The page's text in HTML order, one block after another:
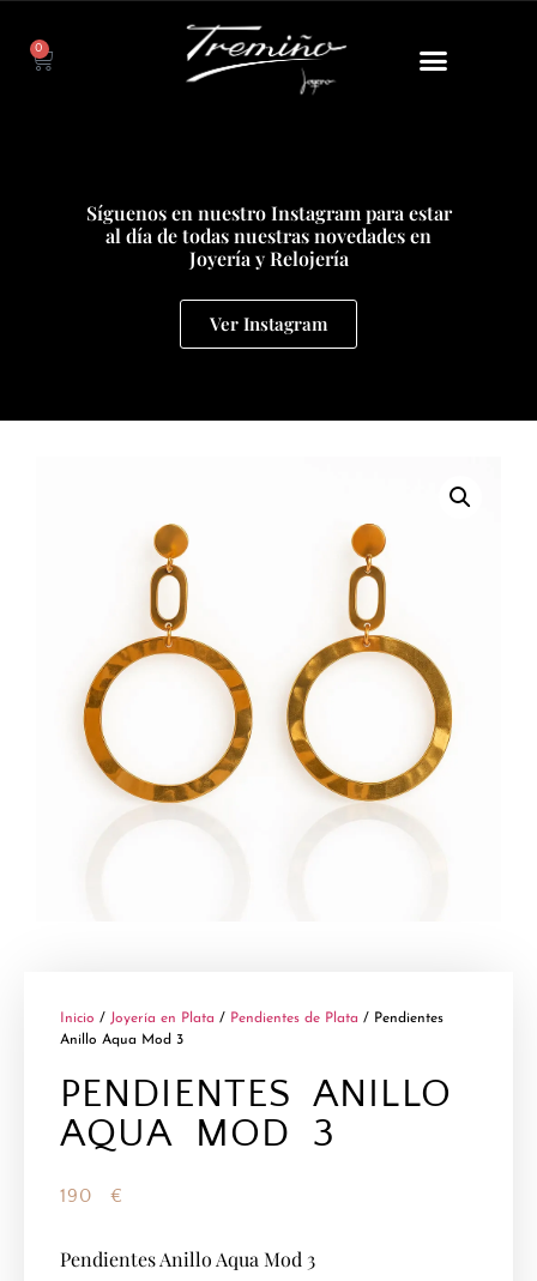
0
Síguenos en nuestro Instagram para estar
al día de todas nuestras novedades en
Joyería y Relojería
Ver Instagram
Inicio / Joyería en Plata / Pendientes de Plata / Pendientes
Anillo Aqua Mod 3
PENDIENTES ANILLO
AQUA MOD 3
190€
Pendientes Anillo Aqua Mod 3